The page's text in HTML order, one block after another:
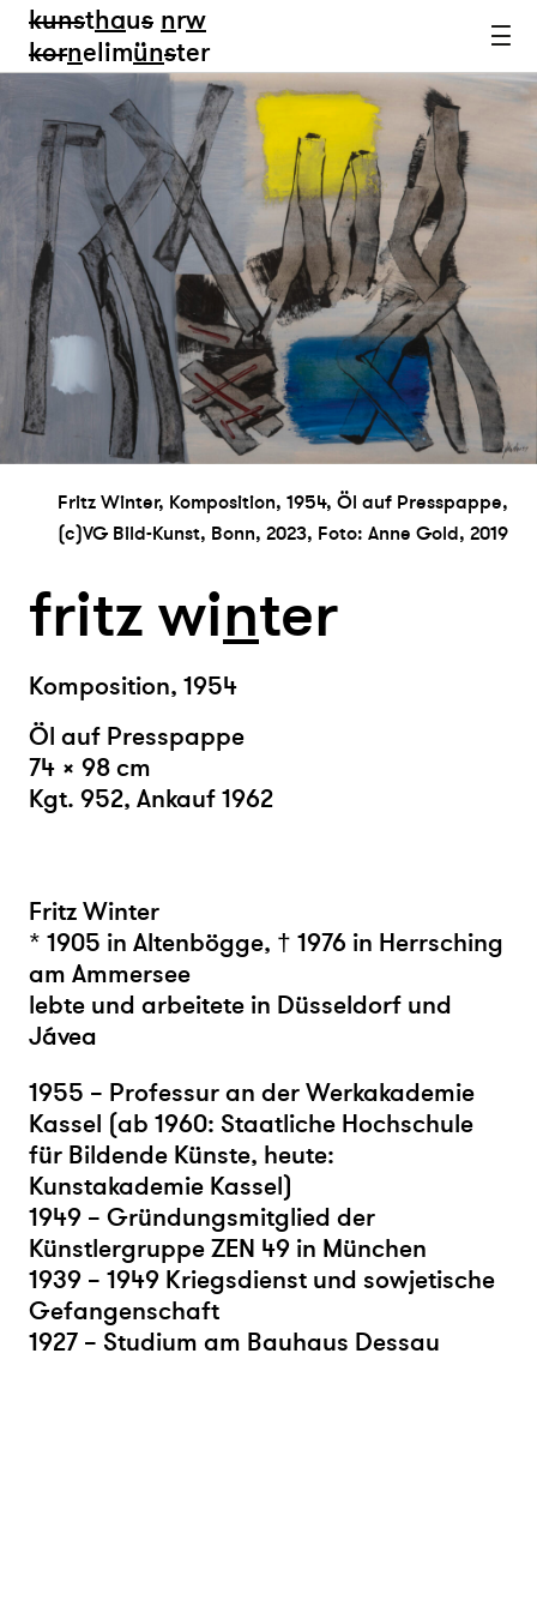
kunsthaus nrw
kornelimünster
Fritz Winter, Komposition, 1954, Öl auf Presspappe,
(c)VG Bild-Kunst, Bonn, 2023, Foto: Anne Gold, 2019
fritz winter
Komposition, 1954
Öl auf Presspappe
74 × 98 cm
Kgt. 952, Ankauf 1962
Fritz Winter
* 1905 in Altenbögge, † 1976 in Herrsching
am Ammersee
lebte und arbeitete in Düsseldorf und
Jávea
1955 – Professur an der Werkakademie
Kassel (ab 1960: Staatliche Hochschule
für Bildende Künste, heute:
Kunstakademie Kassel)
1949 – Gründungsmitglied der
Künstlergruppe ZEN 49 in München
1939 – 1949 Kriegsdienst und sowjetische
Gefangenschaft
1927 – Studium am Bauhaus Dessau